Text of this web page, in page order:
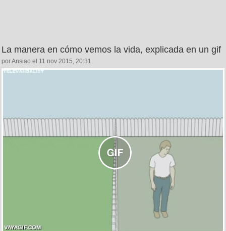
La manera en cómo vemos la vida, explicada en un gif
por Ansiao el 11 nov 2015, 20:31